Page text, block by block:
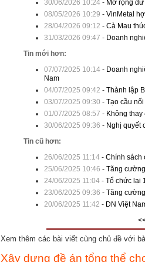
30/06/2026 10:24- Mở rộng
08/05/2026 10:29 - VinMetal
28/04/2026 09:12 - Cà Mau
31/03/2026 09:47 - Doanh
Tin mới hơn:
07/07/2025 10:14- Doanh
Nam
04/07/2025 09:42 - Thành lập
03/07/2025 09:30 - Tạo cầu
01/07/2025 08:57 - Không
30/06/2025 09:36 - Nghị quyết
Tin cũ hơn:
26/06/2025 11:14- Chính sách
25/06/2025 10:46 - Tăng
24/06/2025 11:04- Tổ chức lại
23/06/2025 09:36 - Tăng
20/06/2025 11:42 - DN Việt
Xem thêm các bài viết cùng chủ đề với
Xây dựng đề án tổng thể